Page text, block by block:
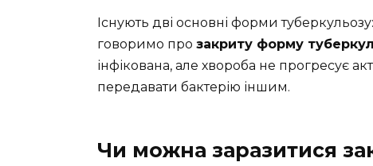
Існують дві основні форми
говоримо про закриту форму
інфікована, але хвороба не прогресує
передавати бактерію іншим.
Чи можна заразитися